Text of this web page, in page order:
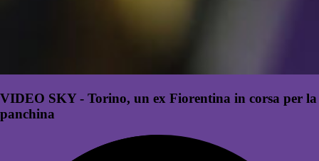
VIDEO SKY - Torino, un ex Fiorentina in corsa per la
panchina